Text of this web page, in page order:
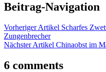
Beitrag-Navigation
Vorheriger Artikel Scharfes
Zungenbrecher
Nächster Artikel Chinaobst im
6 comments